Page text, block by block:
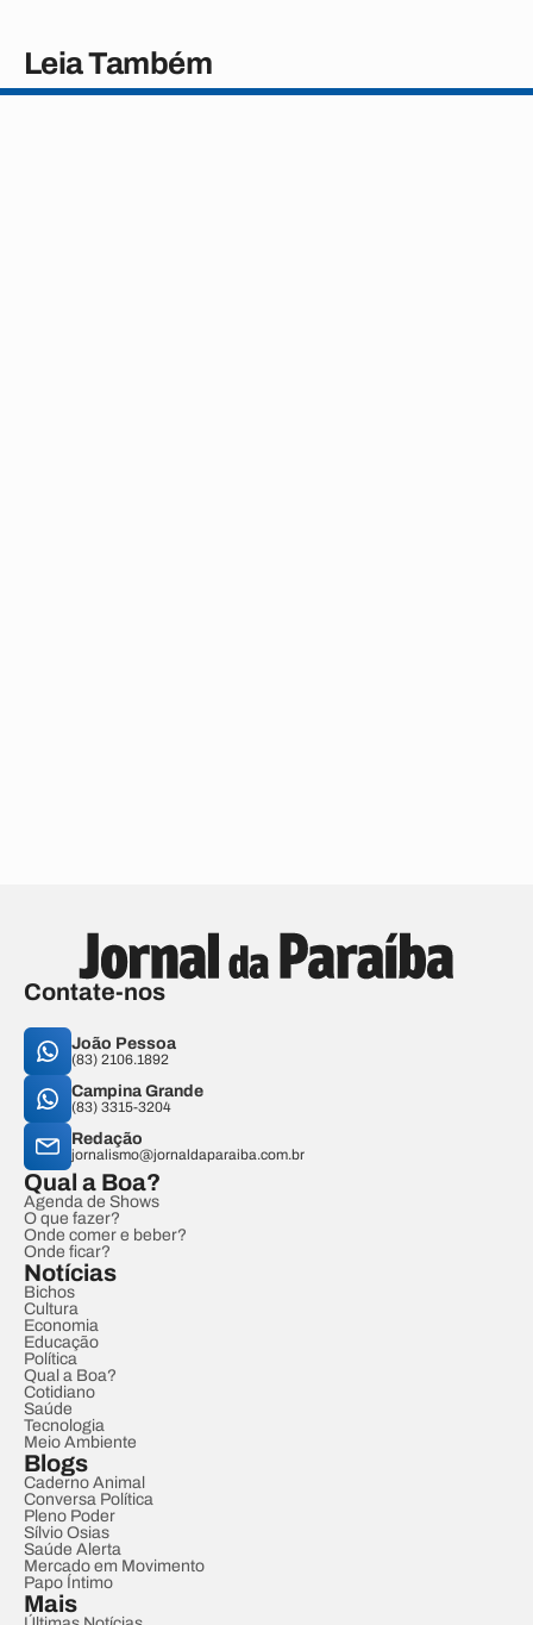
Leia Também
Contate-nos
João Pessoa
(83) 2106.1892
Campina Grande
(83) 3315-3204
Redação
jornalismo@jornaldaparaiba.com.br
Qual a Boa?
Agenda de Shows
O que fazer?
Onde comer e beber?
Onde ficar?
Notícias
Bichos
Cultura
Economia
Educação
Política
Qual a Boa?
Cotidiano
Saúde
Tecnologia
Meio Ambiente
Blogs
Caderno Animal
Conversa Política
Pleno Poder
Sílvio Osias
Saúde Alerta
Mercado em Movimento
Papo Íntimo
Mais